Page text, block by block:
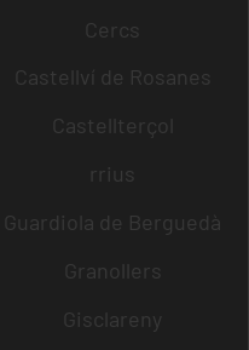
Cercs
Castellví de Rosanes
Castellterçol
rrius
Guardiola de Berguedà
Granollers
Gisclareny